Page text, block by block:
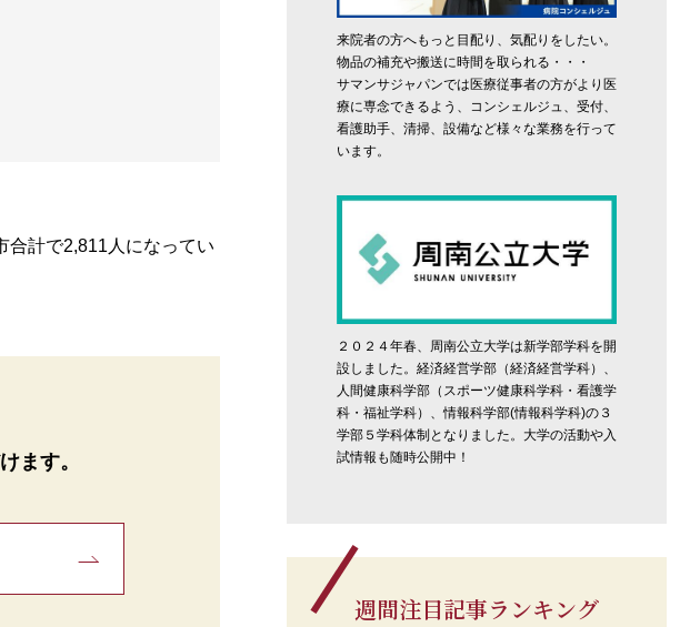
計で2,811人になってい
ます。
来院者の方へもっと目配り、気配りをしたい。
物品の補充や搬送に時間を取られる・・・
サマンサジャパンでは医療従事者の方がより医
療に専念できるよう、コンシェルジュ、受付、
看護助手、清掃、設備など様々な業務を行って
います。
２０２４年春、周南公立大学は新学部学科を開
設しました。経済経営学部（経済経営学科）、
人間健康科学部（スポーツ健康科学科・看護学
科・福祉学科）、情報科学部(情報科学科)の３
学部５学科体制となりました。大学の活動や入
試情報も随時公開中！
週間注目記事ランキング